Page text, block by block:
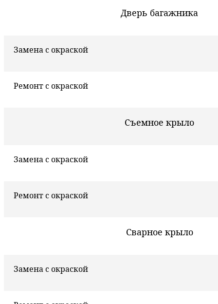
Дверь багажника
Замена с окраской
Ремонт с окраской
Съемное крыло
Замена с окраской
Ремонт с окраской
Сварное крыло
Замена с окраской